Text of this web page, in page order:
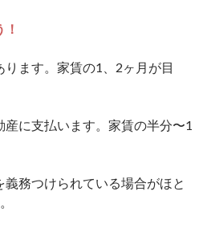
ます。家賃の1、2ヶ月が目
に支払います。家賃の半分〜1
務つけられている場合がほと